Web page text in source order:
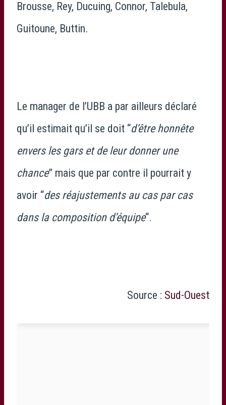
Brousse, Rey, Ducuing, Connor, Talebula,
Guitoune, Buttin.
Le manager de l’UBB a par ailleurs déclaré
qu’il estimait qu’il se doit “d’être honnête
envers les gars et de leur donner une
chance” mais que par contre il pourrait y
avoir “des réajustements au cas par cas
dans la composition d’équipe“.
Source : Sud-Ouest